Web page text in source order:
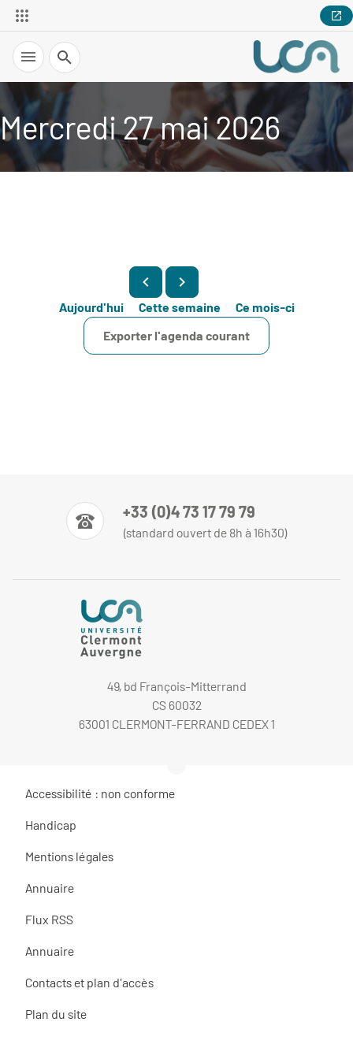
Recherche
Mercredi 27 mai 2026
Aujourd'hui Cette semaine
Ce mois-ci
Exporter l'agenda courant
+33 (0)4 73 17 79 79
(standard ouvert de 8h à 16h30)
49, bd François-Mitterrand
CS 60032
63001 CLERMONT-FERRAND CEDEX 1
Accessibilité : non conforme
Handicap
Mentions légales
Annuaire
Flux RSS
Annuaire
Contacts et plan d'accès
Plan du site